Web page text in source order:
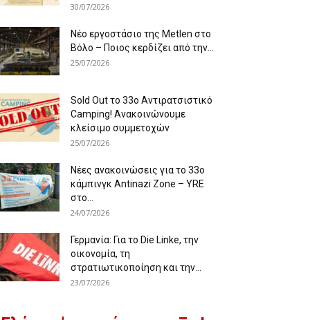
30/07/2026
Νέο εργοστάσιο της Metlen στο
Βόλο – Ποιος κερδίζει από την...
25/07/2026
Sold Out το 33ο Αντιρατσιστικό
Camping! Ανακοινώνουμε
κλείσιμο συμμετοχών
25/07/2026
Νέες ανακοινώσεις για το 33ο
κάμπινγκ Antinazi Zone – YRE
στο...
24/07/2026
Γερμανία: Για το Die Linke, την
οικονομία, τη
στρατιωτικοποίηση και την...
23/07/2026